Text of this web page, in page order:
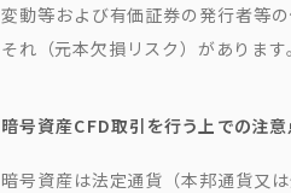
変動等および有価証券の発行者等
それ（元本欠損リスク）があります。
暗号資産CFD取引を行う上での注意
暗号資産は法定通貨（本邦通貨又